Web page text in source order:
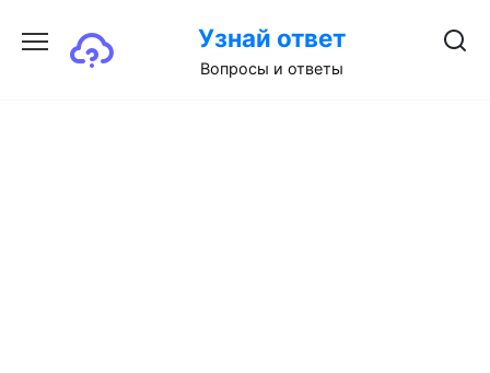
содержанию
Узнай ответ
Вопросы и ответы